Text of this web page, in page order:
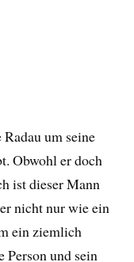
um seine
Obwohl er doch
ist dieser Mann
nicht nur wie ein
ein ziemlich
Person und sein